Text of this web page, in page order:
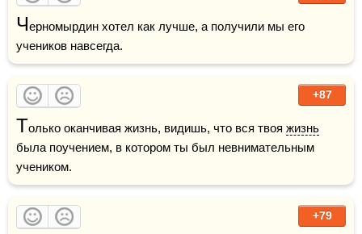
Черномырдин хотел как лучше, а получили мы его
учеников навсегда.
+87
Только оканчивая жизнь, видишь, что вся твоя жизнь
была поучением, в котором ты был невнимательным
учеником.
+79